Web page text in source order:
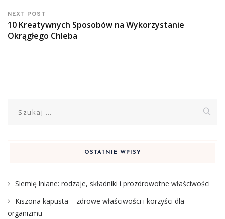
NEXT POST
10 Kreatywnych Sposobów na Wykorzystanie
Okrągłego Chleba
OSTATNIE WPISY
Siemię lniane: rodzaje, składniki i prozdrowotne właściwości
Kiszona kapusta – zdrowe właściwości i korzyści dla
organizmu